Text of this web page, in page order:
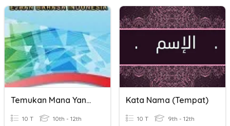
Temukan Mana Yang Paling Tepat
10 T 10th - 12th
Kata Nama (tempat)
10 T 9th - 12th